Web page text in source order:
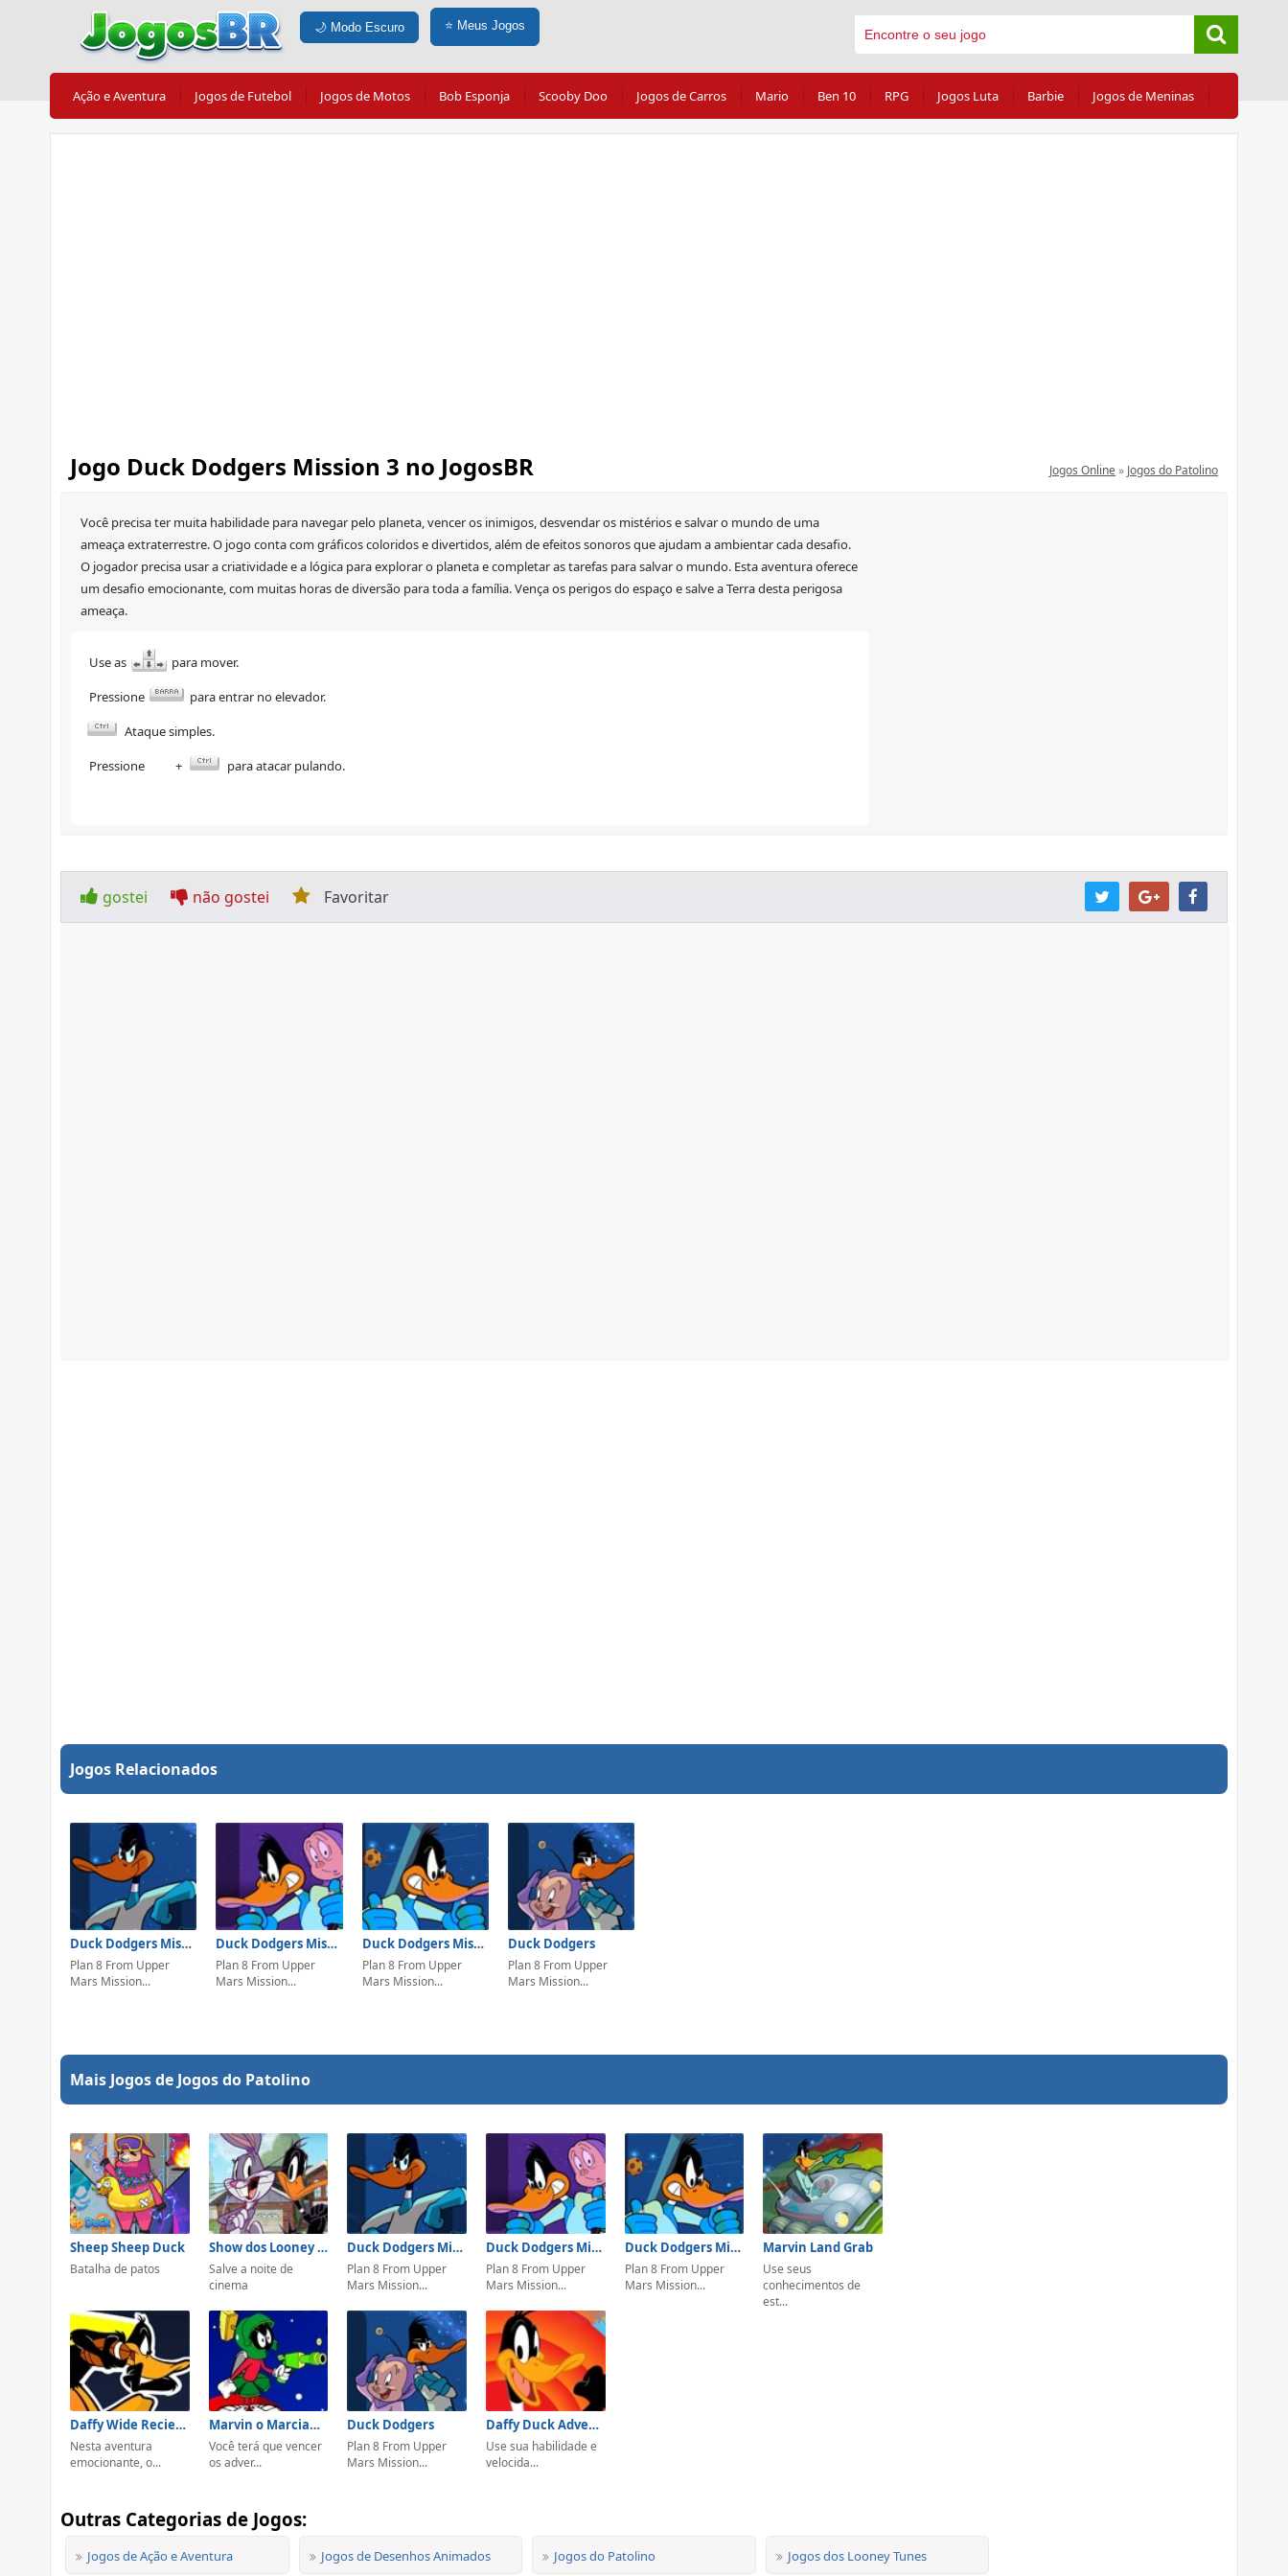
🌙 Modo Escuro ⭐ Meus Jogos
Ação e Aventura Jogos de Futebol Jogos de Motos Bob Esponja Scooby Doo Jogos de Carros Mario Ben 10 RPG Jogos Luta Barbie Jogos de Meninas
Jogo Duck Dodgers Mission 3 no JogosBR Jogos Online» Jogos do Patolino
Você precisa ter muita habilidade para navegar pelo planeta, vencer os inimigos, desvendar os mistérios e salvar o mundo de uma
ameaça extraterrestre. O jogo conta com gráficos coloridos e divertidos, além de efeitos sonoros que ajudam a ambientar cada desafio.
O jogador precisa usar a criatividade e a lógica para explorar o planeta e completar as tarefas para salvar o mundo. Esta aventura oferece
um desafio emocionante, com muitas horas de diversão para toda a família. Vença os perigos do espaço e salve a Terra desta perigosa
ameaça.
Use as
para mover.
Pressione
para entrar no elevador.
Ataque simples.
Pressione
+ para atacar pulando.
gostei não gostei Favoritar
Jogos Relacionados
Duck Dodgers Mission 5
Plan 8 From Upper
Mars Mission...
Duck Dodgers Mission 4
Plan 8 From Upper
Mars Mission...
Duck Dodgers Mission 2
Plan 8 From Upper
Mars Mission...
Duck Dodgers
Plan 8 From Upper
Mars Mission...
Mais Jogos de Jogos do Patolino
Sheep Sheep Duck
Batalha de patos
Show dos Looney Tunes
Salve a noite de
cinema
Duck Dodgers Mission 5
Plan 8 From Upper
Mars Mission...
Duck Dodgers Mission 4
Plan 8 From Upper
Mars Mission...
Duck Dodgers Mission 2
Plan 8 From Upper
Mars Mission...
Marvin Land Grab
Use seus
conhecimentos de
est...
Daffy Wide Reciever
Nesta aventura
emocionante, o...
Marvin o Marciano Versus Terra
Você terá que vencer
os adver...
Duck Dodgers
Plan 8 From Upper
Mars Mission...
Daffy Duck Adventure
Use sua habilidade e
velocida...
Outras Categorias de Jogos:
Jogos de Ação e Aventura Jogos de Desenhos Animados Jogos do Patolino Jogos dos Looney Tunes